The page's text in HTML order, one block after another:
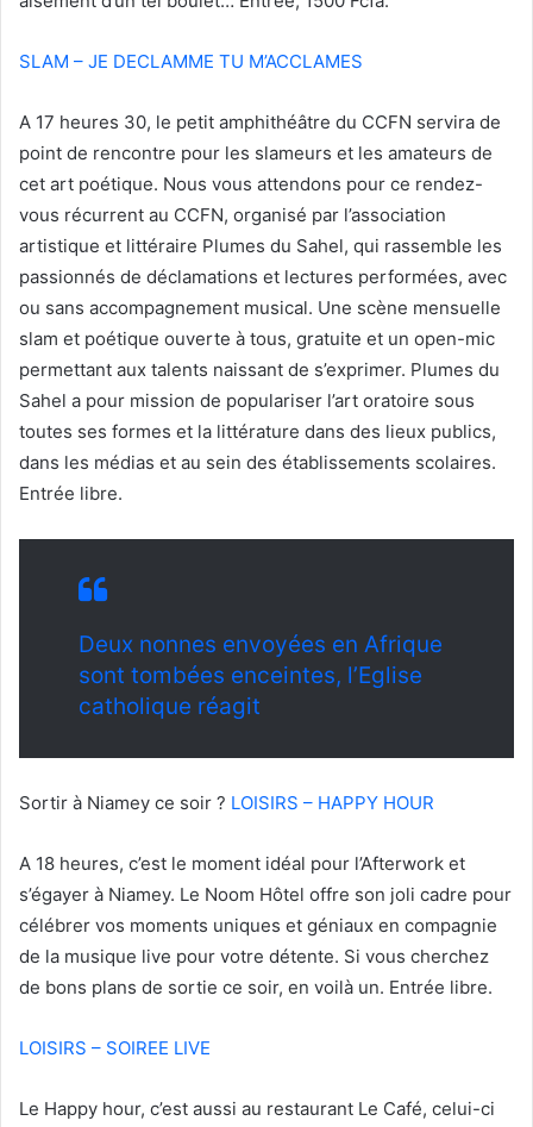
SLAM – JE DECLAMME TU M’ACCLAMES
A 17 heures 30, le petit amphithéâtre du CCFN servira de
point de rencontre pour les slameurs et les amateurs de
cet art poétique. Nous vous attendons pour ce rendez-
vous récurrent au CCFN, organisé par l’association
artistique et littéraire Plumes du Sahel, qui rassemble les
passionnés de déclamations et lectures performées, avec
ou sans accompagnement musical. Une scène mensuelle
slam et poétique ouverte à tous, gratuite et un open-mic
permettant aux talents naissant de s’exprimer. Plumes du
Sahel a pour mission de populariser l’art oratoire sous
toutes ses formes et la littérature dans des lieux publics,
dans les médias et au sein des établissements scolaires.
Entrée libre.
Deux nonnes envoyées en Afrique
sont tombées enceintes, l’Eglise
catholique réagit
Sortir à Niamey ce soir ? LOISIRS – HAPPY HOUR
A 18 heures, c’est le moment idéal pour l’Afterwork et
s’égayer à Niamey. Le Noom Hôtel offre son joli cadre pour
célébrer vos moments uniques et géniaux en compagnie
de la musique live pour votre détente. Si vous cherchez
de bons plans de sortie ce soir, en voilà un. Entrée libre.
LOISIRS – SOIREE LIVE
Le Happy hour, c’est aussi au restaurant Le Café, celui-ci